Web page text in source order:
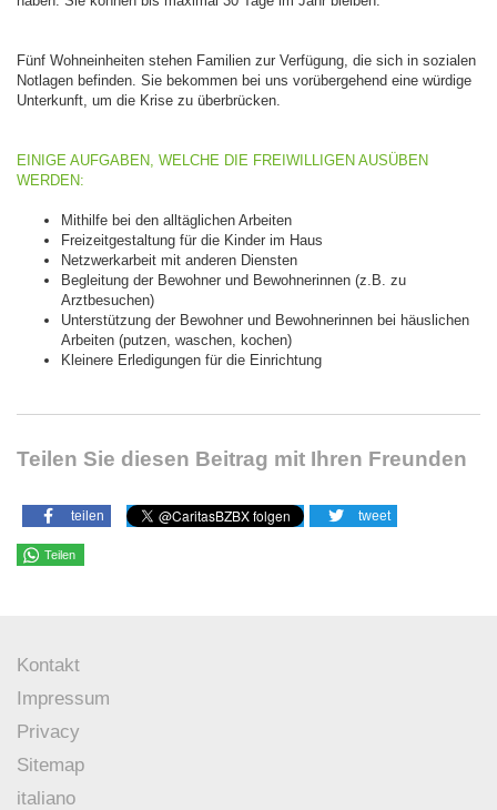
Fünf Wohneinheiten stehen Familien zur Verfügung, die sich in sozialen
Notlagen befinden. Sie bekommen bei uns vorübergehend eine würdige
Unterkunft, um die Krise zu überbrücken.
EINIGE AUFGABEN, WELCHE DIE FREIWILLIGEN AUSÜBEN
WERDEN:
Mithilfe bei den alltäglichen Arbeiten
Freizeitgestaltung für die Kinder im Haus
Netzwerkarbeit mit anderen Diensten
Begleitung der Bewohner und Bewohnerinnen (z.B. zu
Arztbesuchen)
Unterstützung der Bewohner und Bewohnerinnen bei häuslichen
Arbeiten (putzen, waschen, kochen)
Kleinere Erledigungen für die Einrichtung
Teilen Sie diesen Beitrag mit Ihren Freunden
teilen tweet
Teilen
Kontakt
Impressum
Privacy
Sitemap
italiano